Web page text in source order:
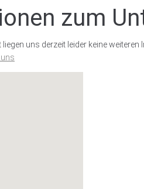
zum
uns derzeit leider keine